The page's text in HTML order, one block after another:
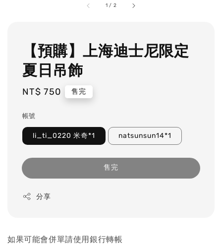
1 / 2
【預購】上海迪士尼限定
夏日吊飾
Regular
NT$ 750 售完
帳號
li_ti_0220 米奇*1 natsunsun14*1
售完
分享
如果可能會併單請使用銀行轉帳